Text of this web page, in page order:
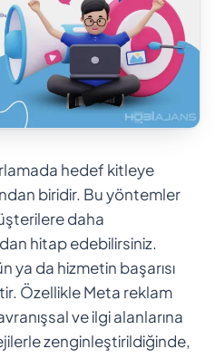
hedef kitleye
biridir. Bu yöntemler
daha
hitap edebilirsiniz.
ya da hizmetin başarısı
Özellikle Meta reklam
ve ilgi alanlarına
zenginleştirildiğinde,